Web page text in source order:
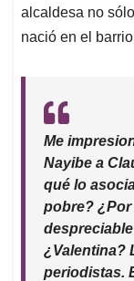
alcaldesa no
nació en el
Me
Nayibe a
qué lo
pobre?
¿Valentina?
periodistas.